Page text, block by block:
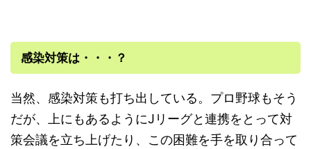
感染対策は・・・？
当然、感染対策も打ち出している。プロ野球もそう
だが、上にもあるようにJリーグと連携をとって対
策会議を立ち上げたり、この困難を手を取り合って